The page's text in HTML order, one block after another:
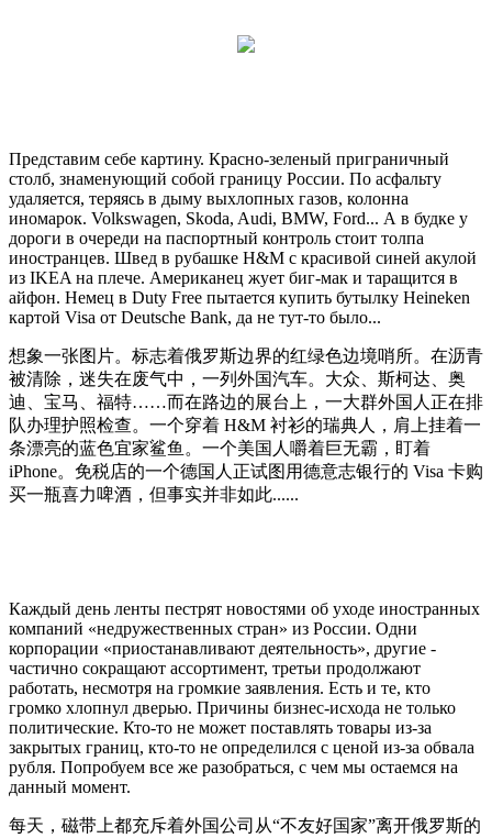
Представим себе картину. Красно-зеленый приграничный
столб, знаменующий собой границу России. По асфальту
удаляется, теряясь в дыму выхлопных газов, колонна
иномарок. Volkswagen, Skoda, Audi, BMW, Ford... А в будке у
дороги в очереди на паспортный контроль стоит толпа
иностранцев. Швед в рубашке H&M с красивой синей акулой
из IKEA на плече. Американец жует биг-мак и таращится в
айфон. Немец в Duty Free пытается купить бутылку Heineken
картой Visa от Deutsche Bank, да не тут-то было...
想象一张图片。标志着俄罗斯边界的红绿色边境哨所。在沥青
被清除，迷失在废气中，一列外国汽车。大众、斯柯达、奥
迪、宝马、福特……而在路边的展台上，一大群外国人正在排
队办理护照检查。一个穿着 H&M 衬衫的瑞典人，肩上挂着一
条漂亮的蓝色宜家鲨鱼。一个美国人嚼着巨无霸，盯着
iPhone。免税店的一个德国人正试图用德意志银行的 Visa 卡购
买一瓶喜力啤酒，但事实并非如此......
Каждый день ленты пестрят новостями об уходе иностранных
компаний «недружественных стран» из России. Одни
корпорации «приостанавливают деятельность», другие -
частично сокращают ассортимент, третьи продолжают
работать, несмотря на громкие заявления. Есть и те, кто
громко хлопнул дверью. Причины бизнес-исхода не только
политические. Кто-то не может поставлять товары из-за
закрытых границ, кто-то не определился с ценой из-за обвала
рубля. Попробуем все же разобраться, с чем мы остаемся на
данный момент.
每天，磁带上都充斥着外国公司从“不友好国家”离开俄罗斯的